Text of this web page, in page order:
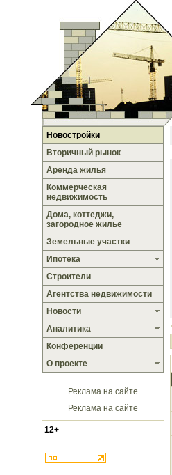
Новостройки
Вторичный рынок
Аренда жилья
Коммерческая
недвижимость
Дома, коттеджи,
загородное жилье
Земельные участки
Ипотека
Строители
Агентства недвижимости
Новости
Аналитика
Конференции
О проекте
Реклама на сайте
Реклама на сайте
12+